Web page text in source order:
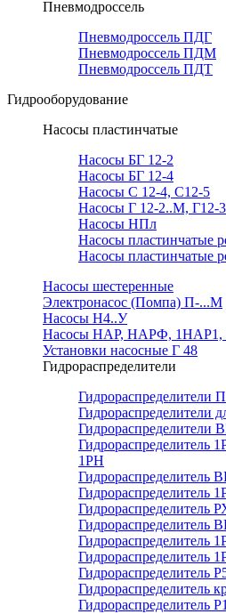
Пневмодроссель
Пневмодроссель ПДГ
Пневмодроссель ПДМ
Пневмодроссель ПДТ
Гидрооборудование
Насосы пластинчатые
Насосы БГ 12-2
Насосы БГ 12-4
Насосы С 12-4, С12-5
Насосы Г 12-2..М, Г12-
Насосы НПл
Насосы пластинчатые
Насосы пластинчатые
Насосы шестеренные
Электронасос (Помпа) П-...М
Насосы Н4..У
Насосы НАР, НАРФ,
Установки насосные Г 48
Гидрораспределители
Гидрораспределители
Гидрораспределители
Гидрораспределитель
1РН
Гидрораспределитель
Гидрораспределитель
Гидрораспределитель
Гидрораспределитель
Гидрораспределитель
Гидрораспределитель
Гидрораспределитель
Гидрораспределитель